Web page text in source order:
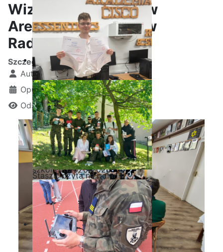
Ostatnia garść certyfikatów
Akademii CISCO w roku
szkolnym2025/2026
Staszic czyta na polanie
Wizyta edukacyjna w
Areszcie Śledczym w
Radomiu
Szczegóły
Autor: Kamil Krosta
Opublikowano: 01 czerwiec 2026
Odsłon: 355